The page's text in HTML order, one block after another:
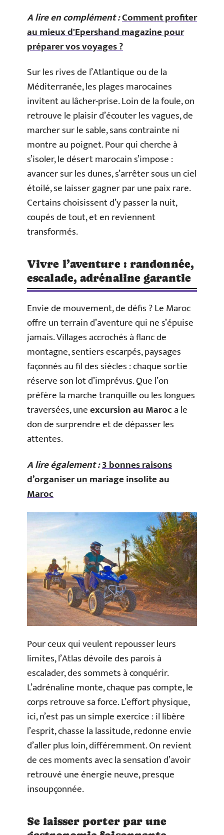
A lire en complément :Comment profiter
au mieux d'Epershand magazine pour
préparer vos voyages ?
Sur les rives de l’Atlantique ou de la
Méditerranée, les plages marocaines
invitent au lâcher-prise. Loin de la foule, on
retrouve le plaisir d’écouter les vagues, de
marcher sur le sable, sans contrainte ni
montre au poignet. Pour qui cherche à
s’isoler, le désert marocain s’impose :
avancer sur les dunes, s’arrêter sous un ciel
étoilé, se laisser gagner par une paix rare.
Certains choisissent d’y passer la nuit,
coupés de tout, et en reviennent
transformés.
Vivre l’aventure : randonnée,
escalade, adrénaline garantie
Envie de mouvement, de défis ? Le Maroc
offre un terrain d’aventure qui ne s’épuise
jamais. Villages accrochés à flanc de
montagne, sentiers escarpés, paysages
façonnés au fil des siècles : chaque sortie
réserve son lot d’imprévus. Que l’on
préfère la marche tranquille ou les longues
traversées, uneexcursion au Maroca le
don de surprendre et de dépasser les
attentes.
A lire également :3 bonnes raisons
d’organiser un mariage insolite au
Maroc
Pour ceux qui veulent repousser leurs
limites, l’Atlas dévoile des parois à
escalader, des sommets à conquérir.
L’adrénaline monte, chaque pas compte, le
corps retrouve sa force. L’effort physique,
ici, n’est pas un simple exercice : il libère
l’esprit, chasse la lassitude, redonne envie
d’aller plus loin, différemment. On revient
de ces moments avec la sensation d’avoir
retrouvé une énergie neuve, presque
insoupçonnée.
Se laisser porter par une